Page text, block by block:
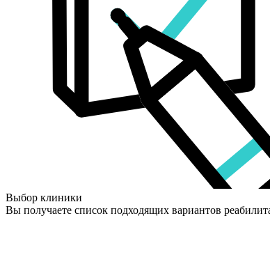
Выбор клиники
Вы получаете список подходящих вариантов